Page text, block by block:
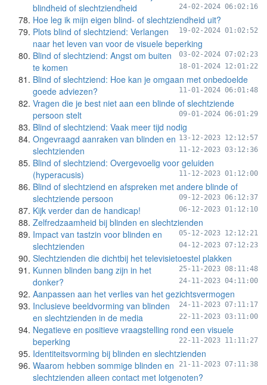
blindheid of slechtziendheid
24-02-2024 06:02:16
Hoe leg ik mijn eigen blind- of slechtziendheid uit?
19-02-2024 01:02:52
Plots blind of slechtziend: Verlangen
naar het leven van voor de visuele beperking
03-02-2024 07:02:23
Blind of slechtziend: Angst om buiten
te komen
18-01-2024 12:01:22
Blind of slechtziend: Hoe kan je omgaan met onbedoelde
goede adviezen?
11-01-2024 06:01:48
Vragen die je best niet aan een blinde of slechtziende
persoon stelt
09-01-2024 06:01:29
Blind of slechtziend: Vaak meer tijd nodig
13-12-2023 12:12:57
Ongevraagd aanraken van blinden en
slechtzienden
11-12-2023 03:12:36
Blind of slechtziend: Overgevoelig voor geluiden
(hyperacusis)
11-12-2023 01:12:00
Blind of slechtziend en afspreken met andere blinde of
slechtziende persoon
09-12-2023 06:12:37
Kijk verder dan de handicap! 06-12-2023 01:12:10
Zelfredzaamheid bij blinden en slechtzienden
05-12-2023 12:12:21
Impact van tastzin voor blinden en
slechtzienden
04-12-2023 07:12:23
Slechtzienden die dichtbij het televisietoestel plakken
25-11-2023 08:11:48
Kunnen blinden bang zijn in het
donker?
24-11-2023 04:11:00
Aanpassen aan het verlies van het gezichtsvermogen
24-11-2023 07:11:17
Inclusieve beeldvorming van blinden
en slechtzienden in de media
22-11-2023 03:11:00
Negatieve en positieve vraagstelling rond een visuele
beperking
22-11-2023 11:11:27
Identiteitsvorming bij blinden en slechtzienden
21-11-2023 07:11:38
Waarom hebben sommige blinden en
slechtzienden alleen contact met lotgenoten?